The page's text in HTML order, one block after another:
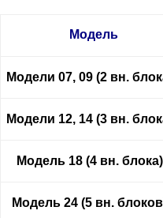
Модель
Модели 07, 09 (2 вн.
Модели 12, 14 (3 вн.
Модель 18 (4 вн. блока)
Модель 24 (5 вн.